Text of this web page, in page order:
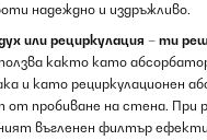
надеждно и издръжливо.
или рециркулация – ти
както като
и като рециркулационен
от пробиване на стена. При
въгленен филтър